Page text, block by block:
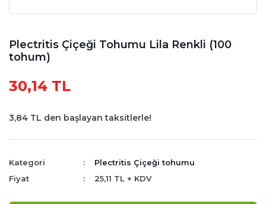
Plectritis Çiçeği Tohumu Lila Renkli (100
tohum)
30,14 TL
3,84 TL den başlayan taksitlerle!
Kategori
Plectritis Çiçeği tohumu
Fiyat
25,11 TL + KDV